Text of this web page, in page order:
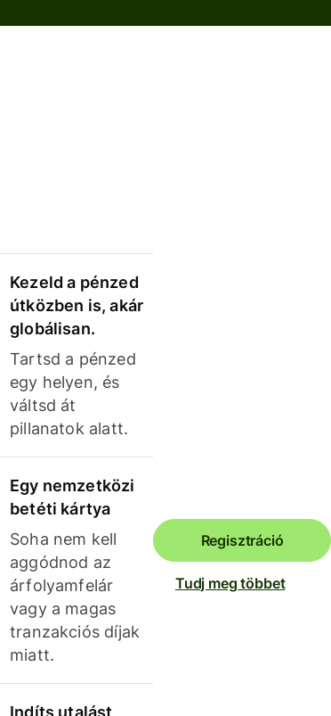
Kezeld a pénzed
útközben is, akár
globálisan.
Tartsd a pénzed
egy helyen, és
váltsd át
pillanatok alatt.
Egy nemzetközi
betéti kártya
Soha nem kell
aggódnod az
árfolyamfelár
vagy a magas
tranzakciós díjak
miatt.
Indíts utalást
Regisztráció
Tudj meg többet